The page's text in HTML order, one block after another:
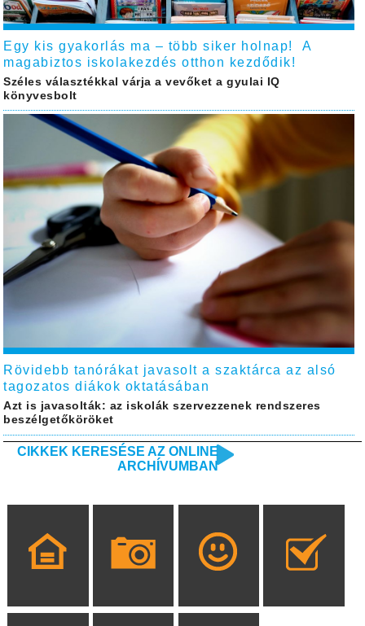
Egy kis gyakorlás ma – több siker holnap! A
magabiztos iskolakezdés otthon kezdődik!
Széles választékkal várja a vevőket a gyulai IQ
könyvesbolt
Rövidebb tanórákat javasolt a szaktárca az alsó
tagozatos diákok oktatásában
Azt is javasolták: az iskolák szervezzenek rendszeres
beszélgetőköröket
CIKKEK KERESÉSE AZ ONLINE
ARCHÍVUMBAN